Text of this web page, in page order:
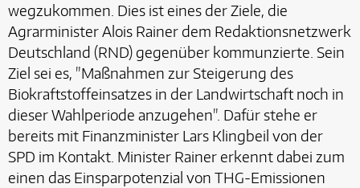
wegzukommen. Dies ist eines der Ziele, die
Agrarminister Alois Rainer dem Redaktionsnetzwerk
Deutschland (RND) gegenüber kommunzierte. Sein
Ziel sei es, "Maßnahmen zur Steigerung des
Biokraftstoffeinsatzes in der Landwirtschaft noch in
dieser Wahlperiode anzugehen". Dafür stehe er
bereits mit Finanzminister Lars Klingbeil von der
SPD im Kontakt. Minister Rainer erkennt dabei zum
einen das Einsparpotenzial von THG-Emissionen